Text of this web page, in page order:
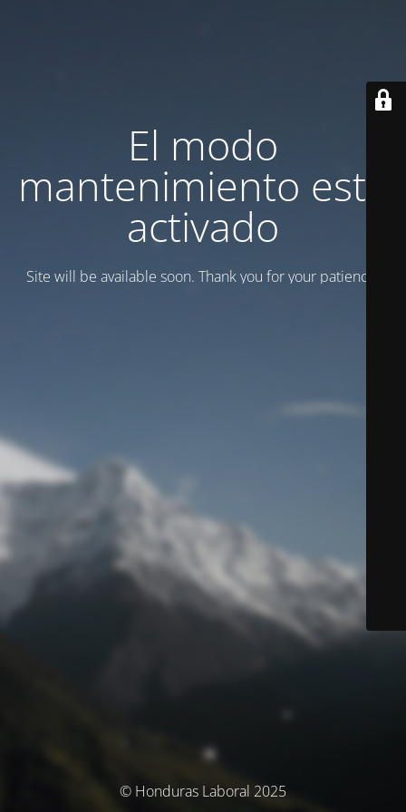
El modo
mantenimiento está
activado
Site will be available soon. Thank you for your patience!
© Honduras Laboral 2025